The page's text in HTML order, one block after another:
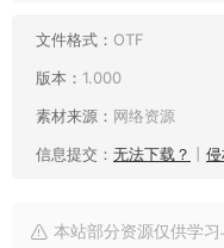
文件格式： OTF
版本： 1.000
素材来源： 网络资源
信息提交： 无法下载？
本站部分资源仅供学